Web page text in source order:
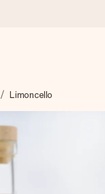
et l’envoyons
au bon moment,
Limoncello